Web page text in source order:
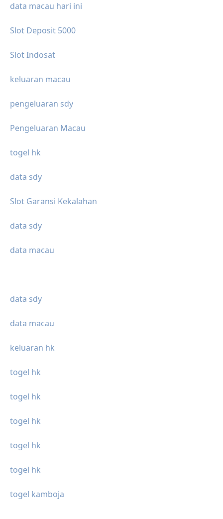
data macau hari ini
Slot Deposit 5000
Slot Indosat
keluaran macau
pengeluaran sdy
Pengeluaran Macau
togel hk
data sdy
Slot Garansi Kekalahan
data sdy
data macau
data sdy
data macau
keluaran hk
togel hk
togel hk
togel hk
togel hk
togel hk
togel kamboja